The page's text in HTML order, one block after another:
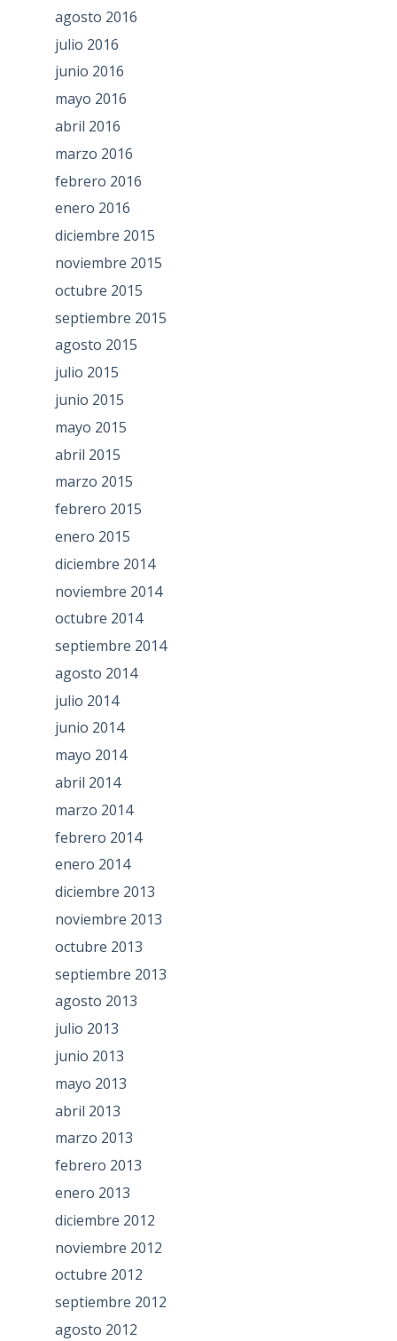
agosto 2016
julio 2016
junio 2016
mayo 2016
abril 2016
marzo 2016
febrero 2016
enero 2016
diciembre 2015
noviembre 2015
octubre 2015
septiembre 2015
agosto 2015
julio 2015
junio 2015
mayo 2015
abril 2015
marzo 2015
febrero 2015
enero 2015
diciembre 2014
noviembre 2014
octubre 2014
septiembre 2014
agosto 2014
julio 2014
junio 2014
mayo 2014
abril 2014
marzo 2014
febrero 2014
enero 2014
diciembre 2013
noviembre 2013
octubre 2013
septiembre 2013
agosto 2013
julio 2013
junio 2013
mayo 2013
abril 2013
marzo 2013
febrero 2013
enero 2013
diciembre 2012
noviembre 2012
octubre 2012
septiembre 2012
agosto 2012